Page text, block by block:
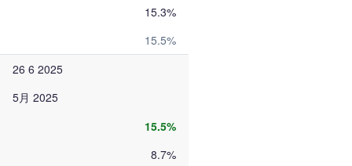
15.3%
15.5%
26 6 2025
5月 2025
15.5%
8.7%